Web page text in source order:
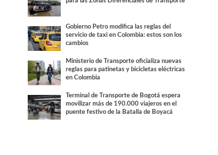
Gobierno Petro modifica las reglas del
servicio de taxi en Colombia: estos son los
cambios
Ministerio de Transporte oficializa nuevas
reglas para patinetas y bicicletas eléctricas
en Colombia
Terminal de Transporte de Bogotá espera
movilizar más de 190.000 viajeros en el
puente festivo de la Batalla de Boyacá